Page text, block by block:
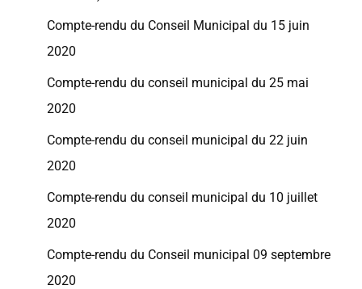
Compte-rendu du Conseil Municipal du 15 juin
2020
Compte-rendu du conseil municipal du 25 mai
2020
Compte-rendu du conseil municipal du 22 juin
2020
Compte-rendu du conseil municipal du 10 juillet
2020
Compte-rendu du Conseil municipal 09 septembre
2020